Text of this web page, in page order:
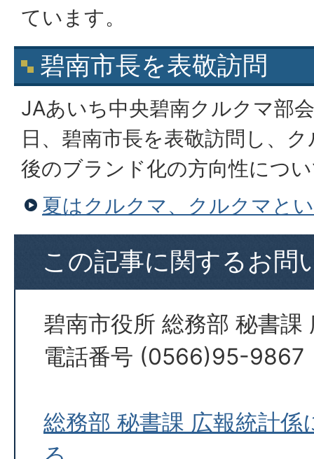
ています。
碧南市長を表敬訪問
JAあいち中央碧南クルクマ部
日、碧南市長を表敬訪問し、
後のブランド化の方向性につ
夏はクルクマ、クルクマと
この記事に関するお問
碧南市役所 総務部 秘書課
電話番号 (0566)95-9867
総務部 秘書課 広報統計係